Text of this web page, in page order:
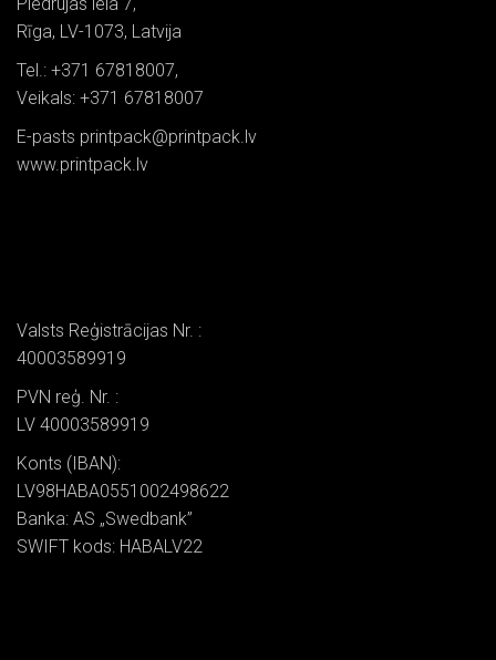
Rīga, LV-1073, Latvija
Tel.: +371 67818007,
Veikals: +371 67818007
E-pasts printpack@printpack.lv
www.printpack.lv
Valsts Reģistrācijas Nr. :
40003589919
PVN reģ. Nr. :
LV 40003589919
Konts (IBAN):
LV98HABA0551002498622
Banka: AS „Swedbank”
SWIFT kods: HABALV22